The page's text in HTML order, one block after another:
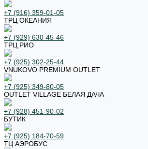
+7 (916) 359-01-05
ТРЦ ОКЕАНИЯ
+7 (929) 630-45-46
ТРЦ РИО
+7 (925) 302-25-44
VNUKOVO PREMIUM OUTLET
+7 (925) 349-80-05
OUTLET VILLAGE БЕЛАЯ ДАЧА
+7 (928) 451-90-02
БУТИК
+7 (925) 184-70-59
ТЦ АЭРОБУС